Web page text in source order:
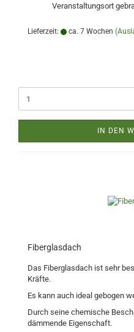
Veranstaltungsort
Lieferzeit: ca. 7 Wochen
IN DEN
Fiberglasdach
Das Fiberglasdach ist sehr
Kräfte.
Es kann auch ideal gebogen
Durch seine chemische
dämmende Eigenschaft.